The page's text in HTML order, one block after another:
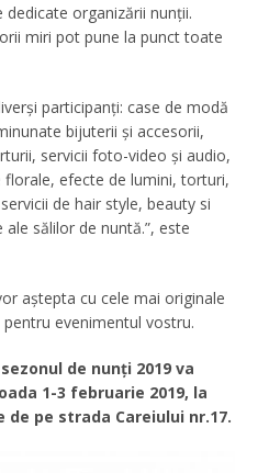
dedicate organizării nunții.
miri pot pune la punct toate
participanți: case de modă
bijuterii și accesorii,
servicii foto-video și audio,
efecte de lumini, torturi,
de hair style, beauty si
sălilor de nuntă.”, este
aștepta cu cele mai originale
evenimentul vostru.
de nunți 2019 va
1-3 februarie 2019, la
de pe strada Careiului nr.17.